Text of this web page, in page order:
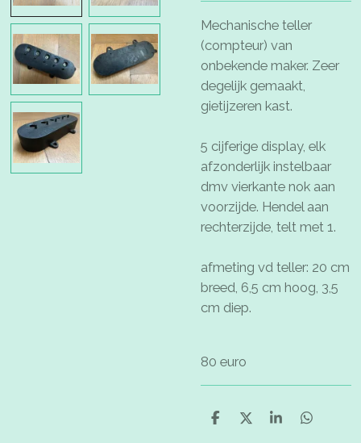
Mechanische teller
(compteur) van
onbekende maker. Zeer
degelijk gemaakt,
gietijzeren kast.
5 cijferige display, elk
afzonderlijk instelbaar
dmv vierkante nok aan
voorzijde. Hendel aan
rechterzijde, telt met 1.
afmeting vd teller: 20 cm
breed, 6,5 cm hoog, 3,5
cm diep.
80 euro
D
D
S
D